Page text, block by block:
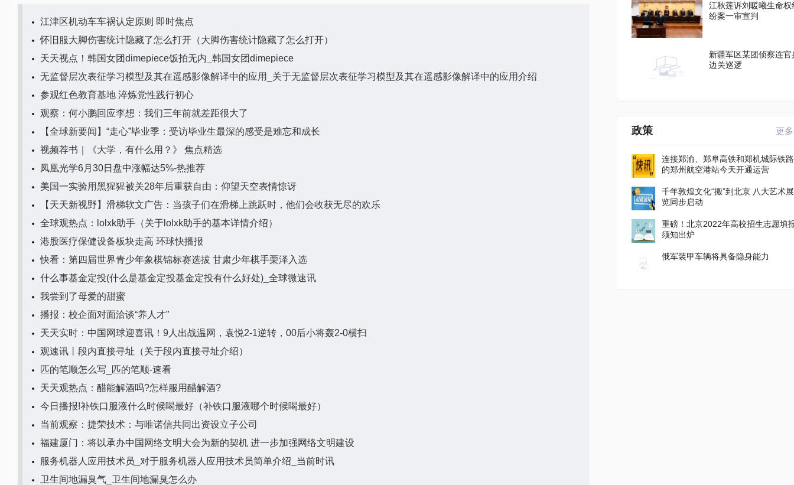
江津区机动车车祸认定原则 即时焦点
怀旧服大脚伤害统计隐藏了怎么打开（大脚伤害统计隐藏了怎么打开）
天天视点！韩国女团dimepiece饭拍无内_韩国女团dimepiece
无监督层次表征学习模型及其在遥感影像解译中的应用_关于无监督层次表征学习模型及其在遥感影像解译中的应用介绍
参观红色教育基地 淬炼党性践行初心
观察：何小鹏回应李想：我们三年前就差距很大了
【全球新要闻】“走心”毕业季：受访毕业生最深的感受是难忘和成长
视频荐书｜《大学，有什么用？》 焦点精选
凤凰光学6月30日盘中涨幅达5%-热推荐
美国一实验用黑猩猩被关28年后重获自由：仰望天空表情惊讶
【天天新视野】滑梯软文广告：当孩子们在滑梯上跳跃时，他们会收获无尽的欢乐
全球观热点：lolxk助手（关于lolxk助手的基本详情介绍）
港股医疗保健设备板块走高 环球快播报
快看：第四届世界青少年象棋锦标赛选拔 甘肃少年棋手栗泽入选
什么事基金定投(什么是基金定投基金定投有什么好处)_全球微速讯
我尝到了母爱的甜蜜
播报：校企面对面洽谈“养人才”
天天实时：中国网球迎喜讯！9人出战温网，袁悦2-1逆转，00后小将轰2-0横扫
观速讯丨段内直接寻址（关于段内直接寻址介绍）
匹的笔顺怎么写_匹的笔顺-速看
天天观热点：醋能解酒吗?怎样服用醋解酒?
今日播报!补铁口服液什么时候喝最好（补铁口服液哪个时候喝最好）
当前观察：捷荣技术：与唯诺信共同出资设立子公司
福建厦门：将以承办中国网络文明大会为新的契机 进一步加强网络文明建设
服务机器人应用技术员_对于服务机器人应用技术员简单介绍_当前时讯
卫生间地漏臭气_卫生间地漏臭怎么办
江秋莲诉刘暖曦生命权
纷案一审宣判
新疆军区某团侦察连官
边关巡逻
政策 更多
连接郑渝、郑阜高铁和郑机城际铁路
的郑州航空港站今天开通运营
千年敦煌文化“搬”到北京 八大艺术展
览同步启动
重磅！北京2022年高校招生志愿填
须知出炉
俄军装甲车辆将具备隐身能力